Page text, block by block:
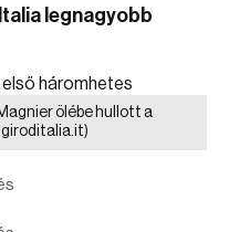
legnagyobb
ölébe hullott a
giroditalia.it)